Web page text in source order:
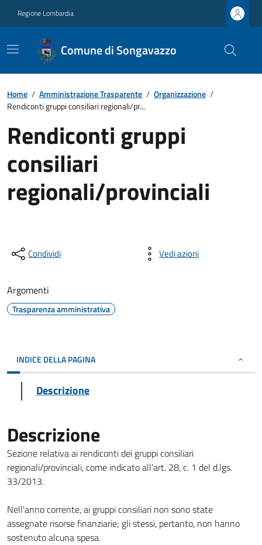
Regione Lombardia
Comune di Songavazzo
Home / Amministrazione Trasparente / Organizzazione /
Rendiconti gruppi consiliari regionali/pr...
Rendiconti gruppi
consiliari
regionali/provinciali
Condividi Vedi azioni
Argomenti
Trasparenza amministrativa
INDICE DELLA PAGINA
Descrizione
Descrizione
Sezione relativa ai rendiconti dei gruppi consiliari
regionali/provinciali, come indicato all'art. 28, c. 1 del d.lgs.
33/2013.
Nell'anno corrente, ai gruppi consiliari non sono state
assegnate risorse finanziarie; gli stessi, pertanto, non hanno
sostenuto alcuna spesa.